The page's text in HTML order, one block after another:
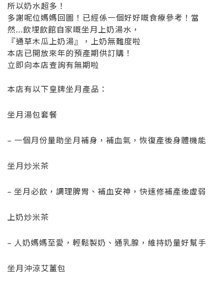
所以奶水超多！
多謝呢位媽媽回圖！已經係一個好好嘅食療參考！當
然...飲埋飲館自家嘅坐月上奶湯水，
『通草木瓜上奶湯』，上奶無難度啦
本店已開放來年的預產期供訂購！
立即向本店查詢有無期啦
本店有以下皇牌坐月產品：
坐月湯包套餐
– 一個月份量助坐月補身，補血氣，恢復產後身體機能
坐月炒米茶
– 坐月必飲，調理脾胃、補血安神，快速修補產後虛弱
上奶炒米茶
– 人奶媽媽至愛，輕鬆製奶、通乳腺，維持奶量好幫手
坐月沖涼艾薑包